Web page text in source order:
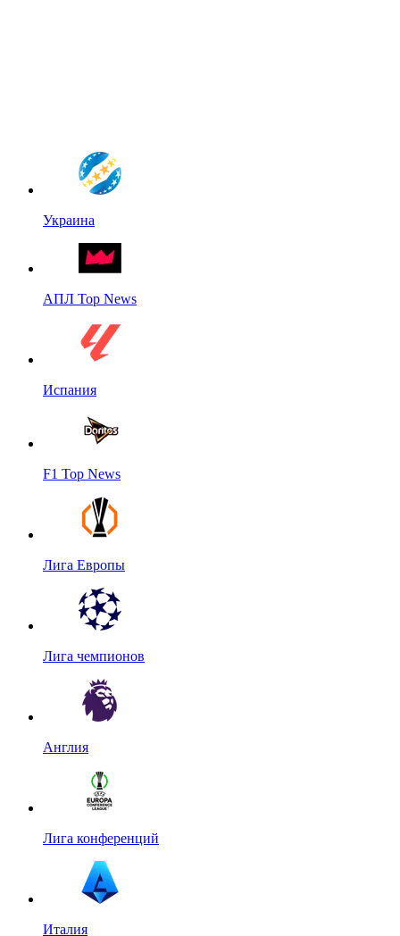
Украина
АПЛ Top News
Испания
F1 Top News
Лига Европы
Лига чемпионов
Англия
Лига конференций
Италия